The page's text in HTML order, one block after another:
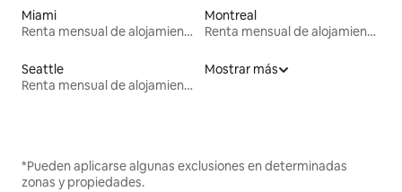
Miami
Renta mensual de alojamientos
Montreal
Renta mensual de alojamientos
Seattle
Renta mensual de alojamientos
Mostrar más
*Pueden aplicarse algunas exclusiones en determinadas
zonas y propiedades.